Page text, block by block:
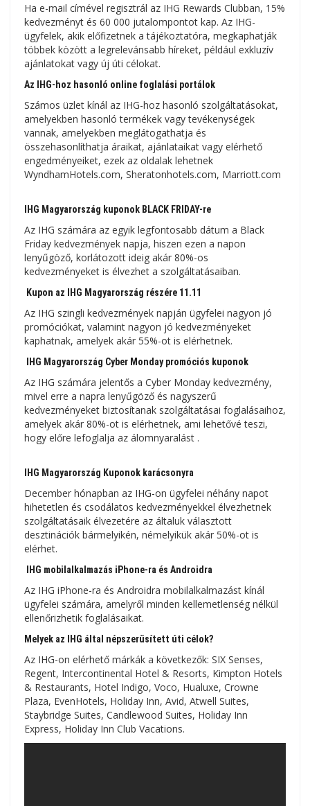
Ha e-mail címével regisztrál az IHG Rewards Clubban, 15%
kedvezményt és 60 000 jutalompontot kap. Az IHG-
ügyfelek, akik előfizetnek a tájékoztatóra, megkaphatják
többek között a legrelevánsabb híreket, például exkluzív
ajánlatokat vagy új úti célokat.
Az IHG-hoz hasonló online foglalási portálok
Számos üzlet kínál az IHG-hoz hasonló szolgáltatásokat,
amelyekben hasonló termékek vagy tevékenységek
vannak, amelyekben meglátogathatja és
összehasonlíthatja áraikat, ajánlataikat vagy elérhető
engedményeiket, ezek az oldalak lehetnek
WyndhamHotels.com, Sheratonhotels.com, Marriott.com
IHG Magyarország kuponok BLACK FRIDAY-re
Az IHG számára az egyik legfontosabb dátum a Black
Friday kedvezmények napja, hiszen ezen a napon
lenyűgöző, korlátozott ideig akár 80%-os
kedvezményeket is élvezhet a szolgáltatásaiban.
Kupon az IHG Magyarország részére 11.11
Az IHG szingli kedvezmények napján ügyfelei nagyon jó
promóciókat, valamint nagyon jó kedvezményeket
kaphatnak, amelyek akár 55%-ot is elérhetnek.
IHG Magyarország Cyber ​​​​Monday promóciós kuponok
Az IHG számára jelentős a Cyber ​​​​Monday kedvezmény,
mivel erre a napra lenyűgöző és nagyszerű
kedvezményeket biztosítanak szolgáltatásai foglalásaihoz,
amelyek akár 80%-ot is elérhetnek, ami lehetővé teszi,
hogy előre lefoglalja az álomnyaralást .
IHG Magyarország Kuponok karácsonyra
December hónapban az IHG-on ügyfelei néhány napot
hihetetlen és csodálatos kedvezményekkel élvezhetnek
szolgáltatásaik élvezetére az általuk választott
desztinációk bármelyikén, némelyikük akár 50%-ot is
elérhet.
IHG mobilalkalmazás iPhone-ra és Androidra
Az IHG iPhone-ra és Androidra mobilalkalmazást kínál
ügyfelei számára, amelyről minden kellemetlenség nélkül
ellenőrizhetik foglalásaikat.
Melyek az IHG által népszerűsített úti célok?
Az IHG-on elérhető márkák a következők: SIX Senses,
Regent, Intercontinental Hotel & Resorts, Kimpton Hotels
& Restaurants, Hotel Indigo, Voco, Hualuxe, Crowne
Plaza, EvenHotels, Holiday Inn, Avid, Atwell Suites,
Staybridge Suites, Candlewood Suites, Holiday Inn
Express, Holiday Inn Club Vacations.